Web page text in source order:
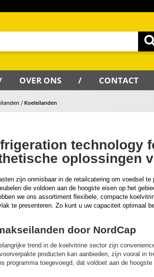
OVER ONS CONTACT
Koeleilanden
technology
oplossingen
zijn onmisbaar in de retailcatering om voedsel
die voldoen aan de hoogste eisen op het
we ons assortiment flexibele, compacte
te presenteren. Zo kunt u uw capaciteit optimaal
door NordCap
trend in de koelvitrine sector zijn
producten kan aanbieden, zijn vooral in
programma toegevoegd, dat voldoet aan de